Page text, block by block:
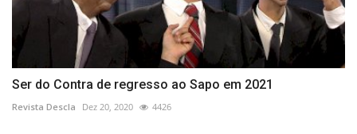
Ser do Contra de regresso ao Sapo em 2021
Revista Descla Dez 20, 2020 4426